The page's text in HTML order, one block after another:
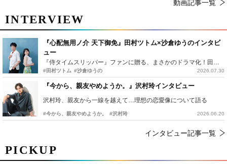
PICKUP
動画記事一覧
INTERVIEW
『心配無用ノ介 天下御免』田村ツトム×沙倉ゆうのインタビ
ュー
#田村ツトム #沙倉ゆうの 2026.07.30
『今から、親友やめようか。』沢村玲インタビュー
沢村玲、親友から一線を越えて…理想の恋愛像について語る
#今から、親友やめようか。 #沢村玲 2026.06.20
インタビュー記事一覧